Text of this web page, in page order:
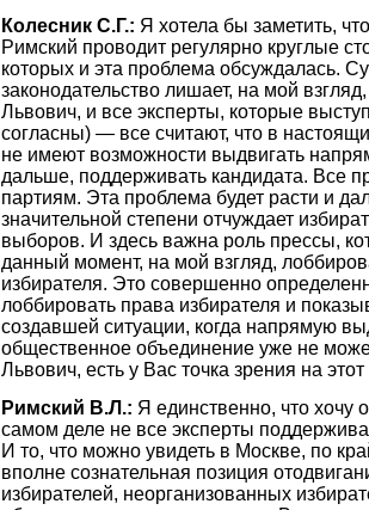
Колесник С.Г.: Я хотела бы заметить,
Римский проводит регулярно круглые
которых и эта проблема обсуждалась.
законодательство лишает, на мой
Львович, и все эксперты, которые
согласны) — все считают, что в
не имеют возможности выдвигать
дальше, поддерживать кандидата. Все
партиям. Эта проблема будет расти и
значительной степени отчуждает
выборов. И здесь важна роль прессы,
данный момент, на мой взгляд,
избирателя. Это совершенно
лоббировать права избирателя и
создавшей ситуации, когда напрямую
общественное объединение уже не
Львович, есть у Вас точка зрения на этот
Римский В.Л.: Я единственно, что хочу
самом деле не все эксперты
И то, что можно увидеть в Москве, по
вполне сознательная позиция
избирателей, неорганизованных